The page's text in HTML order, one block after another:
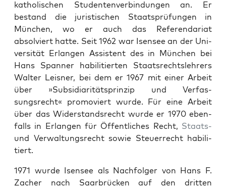
katholis­chen Stu­den­ten­verbindun­gen an. Er
bestand die juris­tis­chen Staat­sprü­fun­gen in
München, wo er auch das Ref­er­en­dari­at
absolviert hat­te. Seit 1962 war Isensee an der Uni­
ver­sität Erlan­gen Assis­tent des in München bei
Hans Span­ner habil­i­tierten Staat­srecht­slehrers
Wal­ter Leis­ner, bei dem er 1967 mit ein­er Arbeit
über »Sub­sidiar­ität­sprinzip und Ver­fas­
sungsrecht« pro­moviert wurde. Für eine Arbeit
über das Wider­stand­srecht wurde er 1970 eben­
falls in Erlan­gen für Öffentlich­es Recht, Staats-
und Ver­wal­tungsrecht sowie Steuer­recht habil­i­
tiert.
1971 wurde Isensee als Nach­fol­ger von Hans F.
Zach­er nach Saar­brück­en auf den drit­ten